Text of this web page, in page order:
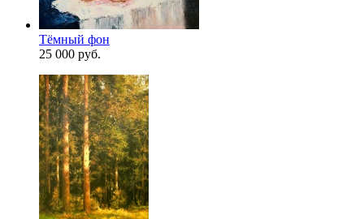
Тёмный фон
25 000 руб.